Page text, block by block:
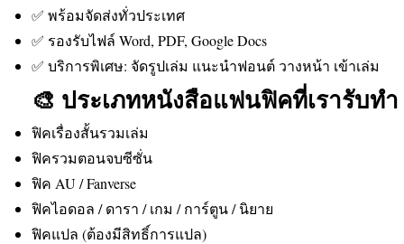
✅ พร้อมจัดส่งทั่วประเทศ
✅ รองรับไฟล์ Word, PDF, Google Docs
✅ บริการพิเศษ: จัดรูปเล่ม แนะนำฟอนต์ วางหน้า เข้าเล่ม
🎨 ประเภทหนังสือแฟนฟิคที่เรารับทำ
ฟิคเรื่องสั้นรวมเล่ม
ฟิครวมตอนจบซีซั่น
ฟิค AU / Fanverse
ฟิคไอดอล / ดารา / เกม / การ์ตูน / นิยาย
ฟิคแปล (ต้องมีสิทธิ์การแปล)